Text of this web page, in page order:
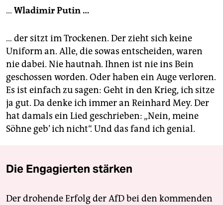
… Wladimir Putin …
… der sitzt im Trockenen. Der zieht sich keine
Uniform an. Alle, die sowas entscheiden, waren
nie dabei. Nie hautnah. Ihnen ist nie ins Bein
geschossen worden. Oder haben ein Auge verloren.
Es ist einfach zu sagen: Geht in den Krieg, ich sitze
ja gut. Da denke ich immer an Reinhard Mey. Der
hat damals ein Lied geschrieben: „Nein, meine
Söhne geb’ ich nicht“. Und das fand ich genial.
Die Engagierten stärken
Der drohende Erfolg der AfD bei den kommenden